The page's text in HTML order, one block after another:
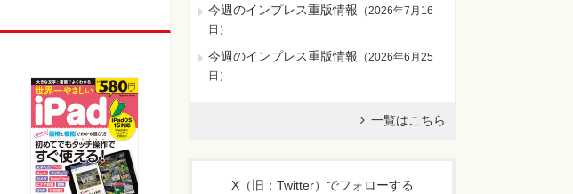
今週のインプレス重版情報 （2026年7月16
日 ）
今週のインプレス重版情報 （2026年6月25
日 ）
一覧はこちら
X（旧：Twitter）でフォローする